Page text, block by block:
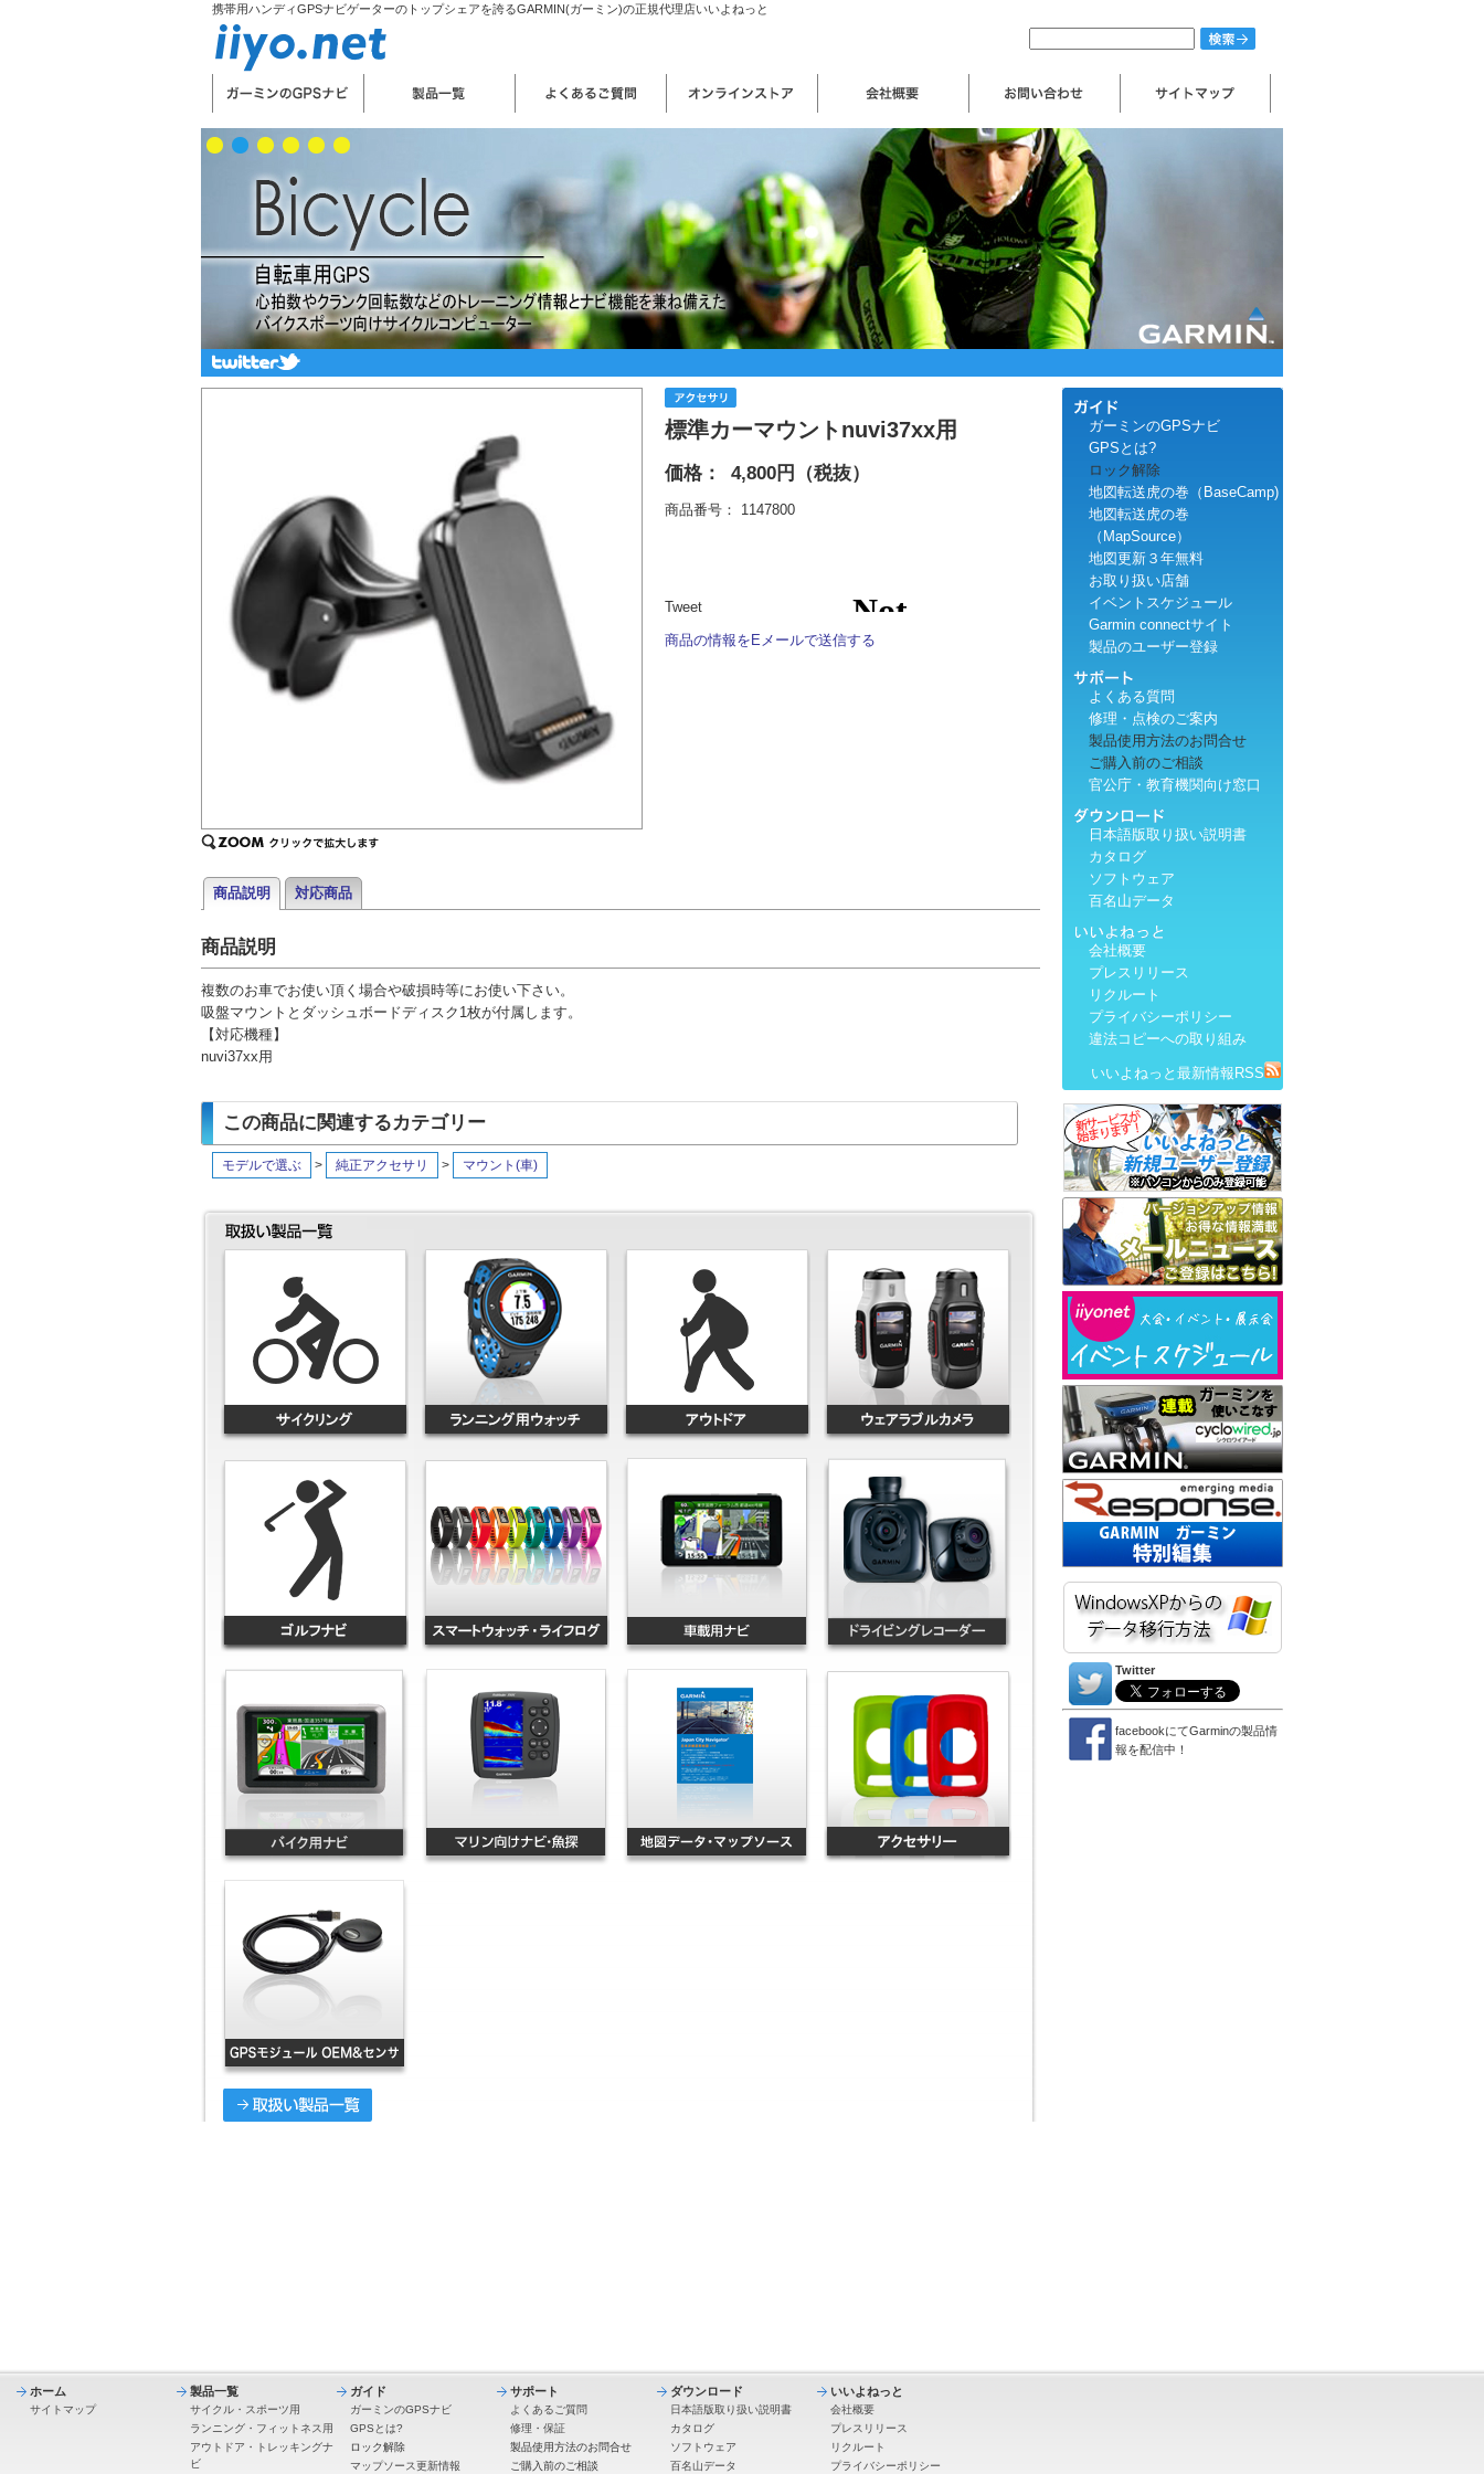
携帯用ハンディGPSナビゲーターのトップシェアを誇るGARMIN(ガーミン)の正規代理店いいよねっと
標準カーマウントnuvi37xx用
価格： 4,800円（税抜）
商品番号： 1147800
Tweet
商品の情報をEメールで送信する
商品説明 対応商品
商品説明
複数のお車でお使い頂く場合や破損時等にお使い下さい。
吸盤マウントとダッシュボードディスク1枚が付属します。
【対応機種】
nuvi37xx用
この商品に関連するカテゴリー
モデルで選ぶ > 純正アクセサリ > マウント(車)
ガーミンのGPSナビ
GPSとは?
ロック解除
地図転送虎の巻（BaseCamp)
地図転送虎の巻
（MapSource）
地図更新３年無料
お取り扱い店舗
イベントスケジュール
Garmin connectサイト
製品のユーザー登録
よくある質問
修理・点検のご案内
製品使用方法のお問合せ
ご購入前のご相談
官公庁・教育機関向け窓口
日本語版取り扱い説明書
カタログ
ソフトウェア
百名山データ
会社概要
プレスリリース
リクルート
プライバシーポリシー
違法コピーへの取り組み
いいよねっと最新情報RSS
Twitter
facebookにてGarminの製品情
報を配信中！
ホーム
サイトマップ
製品一覧
サイクル・スポーツ用
ランニング・フィットネス用
アウトドア・トレッキングナ
ビ
ガイド
ガーミンのGPSナビ
GPSとは?
ロック解除
マップソース更新情報
サポート
よくあるご質問
修理・保証
製品使用方法のお問合せ
ご購入前のご相談
ダウンロード
日本語版取り扱い説明書
カタログ
ソフトウェア
百名山データ
いいよねっと
会社概要
プレスリリース
リクルート
プライバシーポリシー